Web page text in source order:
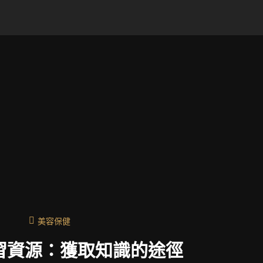
美容保健
資源：獲取知識的途徑